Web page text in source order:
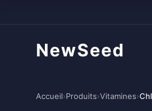
NewSeed
Accueil›Produits›Vitamines›